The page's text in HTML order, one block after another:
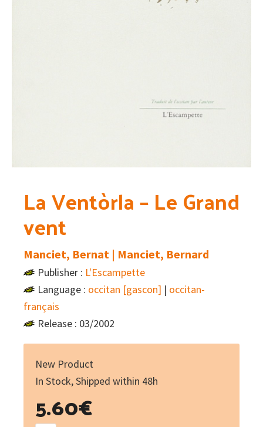
La Ventòrla – Le Grand
vent
Manciet, Bernat | Manciet, Bernard
Publisher : L'Escampette
Language : occitan [gascon] | occitan-
français
Release : 03/2002
New Product
In Stock, Shipped within 48h
5.60€